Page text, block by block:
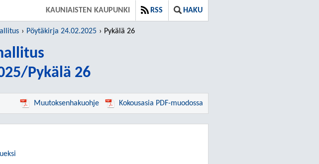
KAUNIAISTEN KAUPUNKI RSS HAKU
Pöytäkirja 24.02.2025 Pykälä 26
Pykälä 26
Muutoksenhakuohje Kokousasia PDF-muodossa